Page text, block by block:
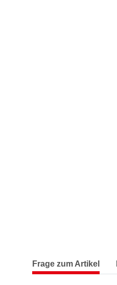
Frage zum Artikel